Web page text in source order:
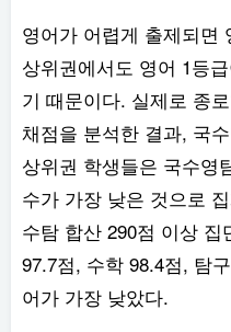
영어가 어렵게 출제되면
상위권에서도 영어 1등
기 때문이다. 실제로 종
채점을 분석한 결과, 국
상위권 학생들은 국수영
수가 가장 낮은 것으로
수탐 합산 290점 이상
97.7점, 수학 98.4점, 탐
어가 가장 낮았다.